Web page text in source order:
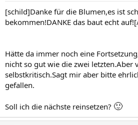
[schild]Danke für die Blumen,es ist
bekommen!DANKE das baut echt
Hätte da immer noch eine
nicht so gut wie die zwei letzten.Aber
selbstkritisch.Sagt mir aber bitte
gefallen.
Soll ich die nächste reinsetzen? 🙂